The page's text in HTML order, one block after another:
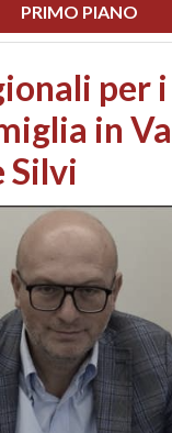
PRIMO PIANO
per
in
Silvi